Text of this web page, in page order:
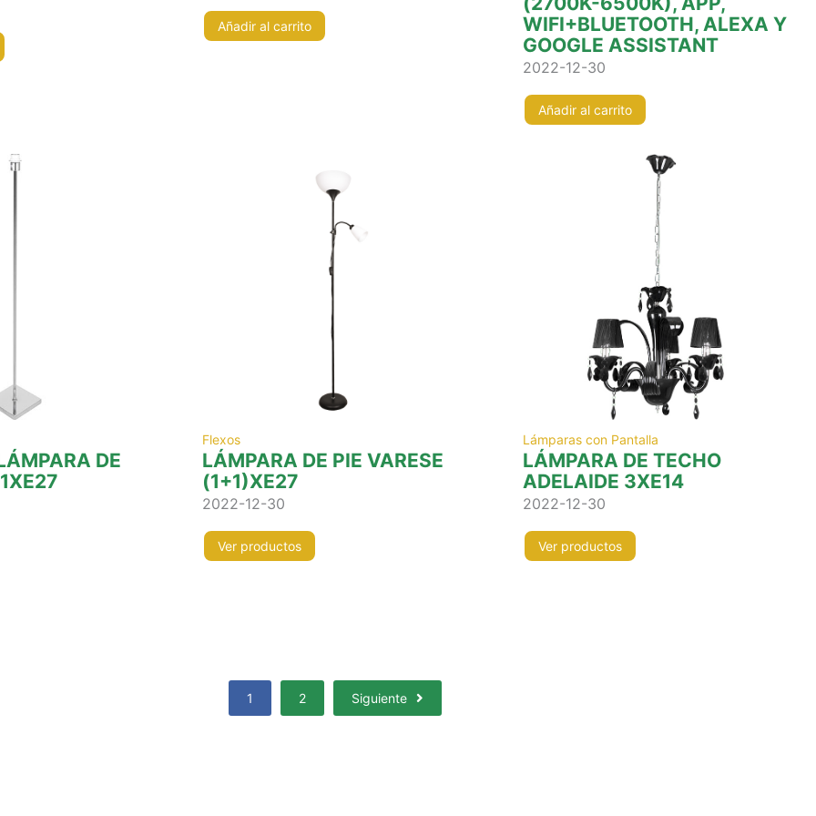
Añadir al carrito
WIFI+BLUETOOTH, ALEXA Y
GOOGLE ASSISTANT
2022-12-30
Añadir al carrito
DE
Flexos
LÁMPARA DE PIE VARESE
(1+1)XE27
2022-12-30
Ver productos
Lámparas con Pantalla
LÁMPARA DE TECHO
ADELAIDE 3XE14
2022-12-30
Ver productos
1 2 Siguiente